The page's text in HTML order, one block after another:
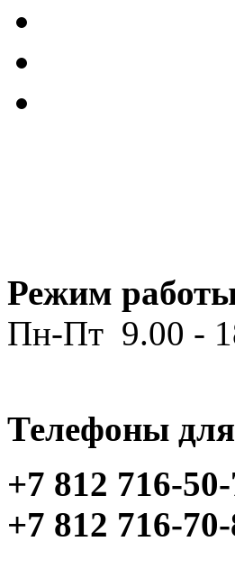
Режим
Пн-Пт 9.00 -
Телефоны для
+7 812 716-
+7 812 716-